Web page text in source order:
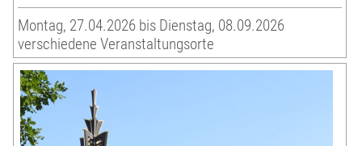
Montag, 27.04.2026 bis Dienstag, 08.09.2026
verschiedene Veranstaltungsorte